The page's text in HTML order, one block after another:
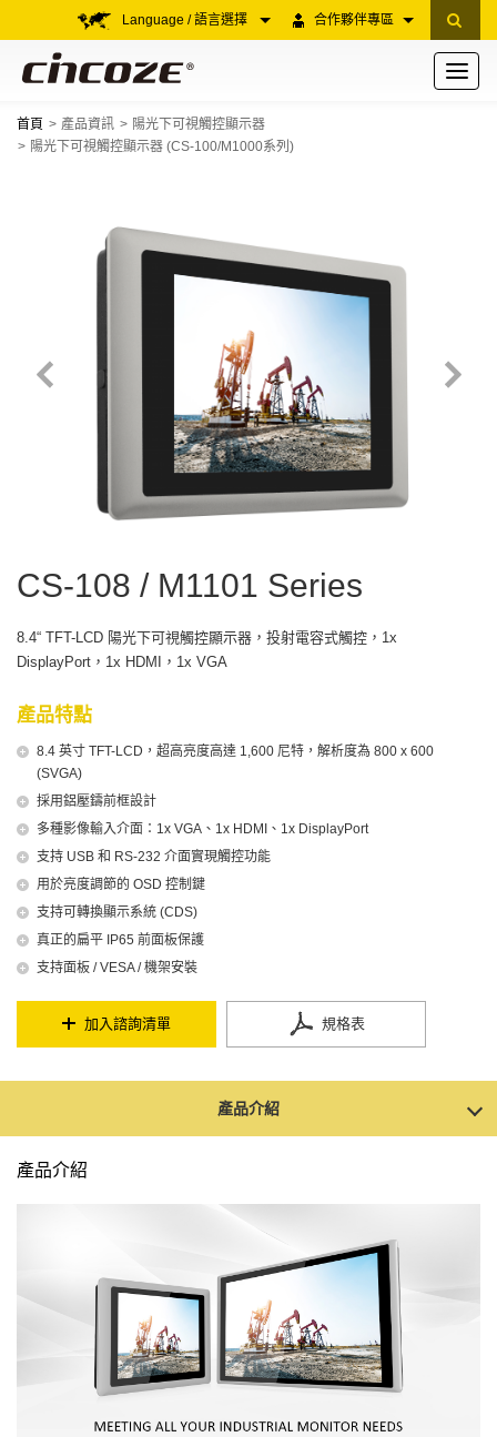
合作夥伴專區
Language / 語言選擇
Toggle
首頁 產品資訊
陽光下可視觸控顯示器
陽光下可視觸控顯示器 (CS-100/M1000系列)
CS-108 / M1101 Series
8.4“ TFT-LCD 陽光下可視觸控顯示器，投射電容式觸控，1x
DisplayPort，1x HDMI，1x VGA
產品特點
8.4 英寸 TFT-LCD，超高亮度高達 1,600 尼特，解析度為 800 x 600
(SVGA)
採用鋁壓鑄前框設計
多種影像輸入介面：1x VGA、1x HDMI、1x DisplayPort
支持 USB 和 RS-232 介面實現觸控功能
用於亮度調節的 OSD 控制鍵
支持可轉換顯示系統 (CDS)
真正的扁平 IP65 前面板保護
支持面板 / VESA / 機架安裝
加入諮詢清單 規格表
產品介紹
產品介紹